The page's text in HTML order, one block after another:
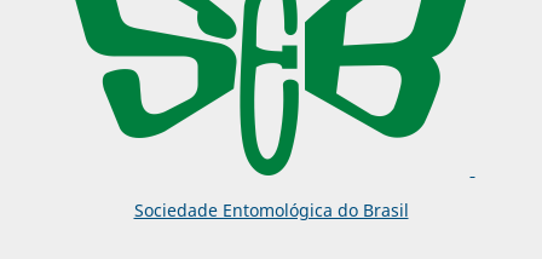
Sociedade Entomológica do Brasil